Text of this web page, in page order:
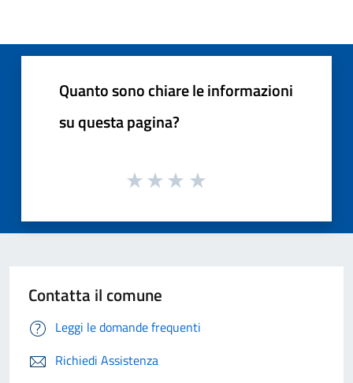
Quanto sono chiare le informazioni
su questa pagina?
Contatta il comune
Leggi le domande frequenti
Richiedi Assistenza